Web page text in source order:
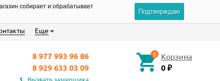
собирает и обрабатывает
Подтверждаю
Еще
8 977 993 96 86
8 929 633 03 09
Вызвать замерщика
0 Корзина
0₽